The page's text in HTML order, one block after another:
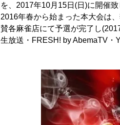
を、2017年10月15日(日)に開催致
2016年春から始まった本大会は
賛各麻雀店にて予選が完了し
生放送・FRESH! by AbemaTV・